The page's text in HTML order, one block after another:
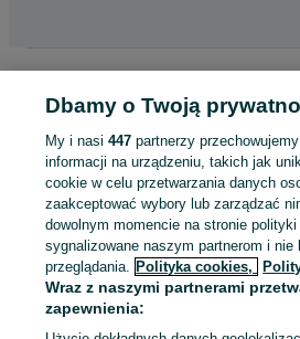
Wielkopolskie
Osobowe - Mosina
KATEGORIA
ID:929051765
Zadzwoń / SMS
Dbamy o Twoją
My i nasi447 partnerzy
informacji na urządzeniu, takich jak
cookie w celu przetwarzania danych
zaakceptować wybory lub zarządzać
dowolnym momencie na stronie
sygnalizowane naszym partnerom i nie
przeglądania. Polityka cookies,
Wraz z naszymi partnerami
zapewnienia: